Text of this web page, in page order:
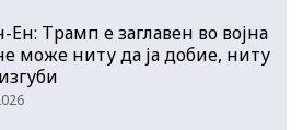
Ен: Трамп е заглавен во војна
може ниту да ја добие, ниту